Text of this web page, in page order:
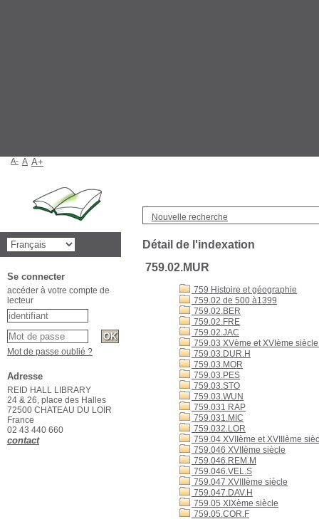
Nouvelle recherche
Détail de l'indexation
759.02.MUR
759 Histoire et géographie
759.02 de 500 à1399
759.02.BER
759.02.FRE
759.02.JAC
759.03 XVème et XVIème
759.03.DUR.H
759.03.MOR
759.03.PES
759.03.STO
759.03.WUN
759.031 RAP
759.031.MIC
759.032.LOR
759.04 XVIIème et XVIIIème
759.046 XVIIème siècle
759.046.REM.M
759.046.VEL.S
759.047 XVIIIème siècle
759.047.DAV.H
759.05 XIXème siècle
759.05.COR.F
A- A A+
Se connecter
accéder à votre compte de
lecteur
Mot de passe oublié ?
Adresse
REID HALL LIBRARY
24 & 26, place des Halles
72500 CHATEAU DU LOIR
France
02 43 440 660
contact